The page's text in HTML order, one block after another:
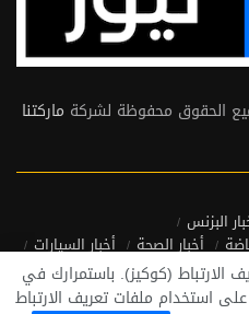
ماركتنا
البزنس
أخبار الصحة
أخبار السيارات
الارتباط (كوكيز). باستمرارك في
استخدام ملفات تعريف الارتباط